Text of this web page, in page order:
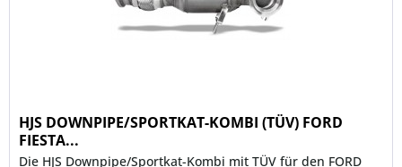
HJS DOWNPIPE/SPORTKAT-KOMBI (TÜV) FORD
FIESTA...
Die HJS Downpipe/Sportkat-Kombi mit TÜV für den FORD